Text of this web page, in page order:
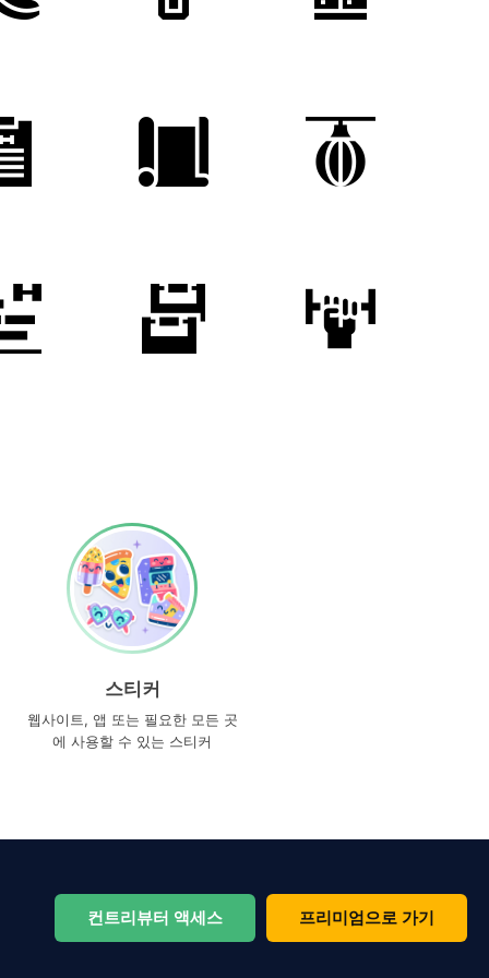
스티커
웹사이트, 앱 또는 필요한 모든 곳
에 사용할 수 있는 스티커
컨트리뷰터 액세스 프리미엄으로 가기